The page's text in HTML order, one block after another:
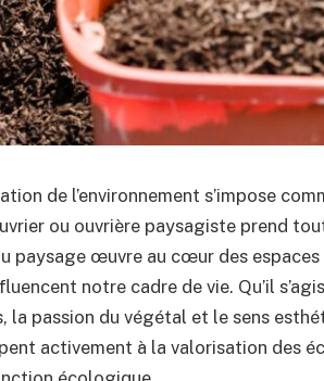
de l’environnement s’impose
ou ouvrière paysagiste prend
paysage œuvre au cœur des
notre cadre de vie. Qu’il
la passion du végétal et le sens
activement à la valorisation des